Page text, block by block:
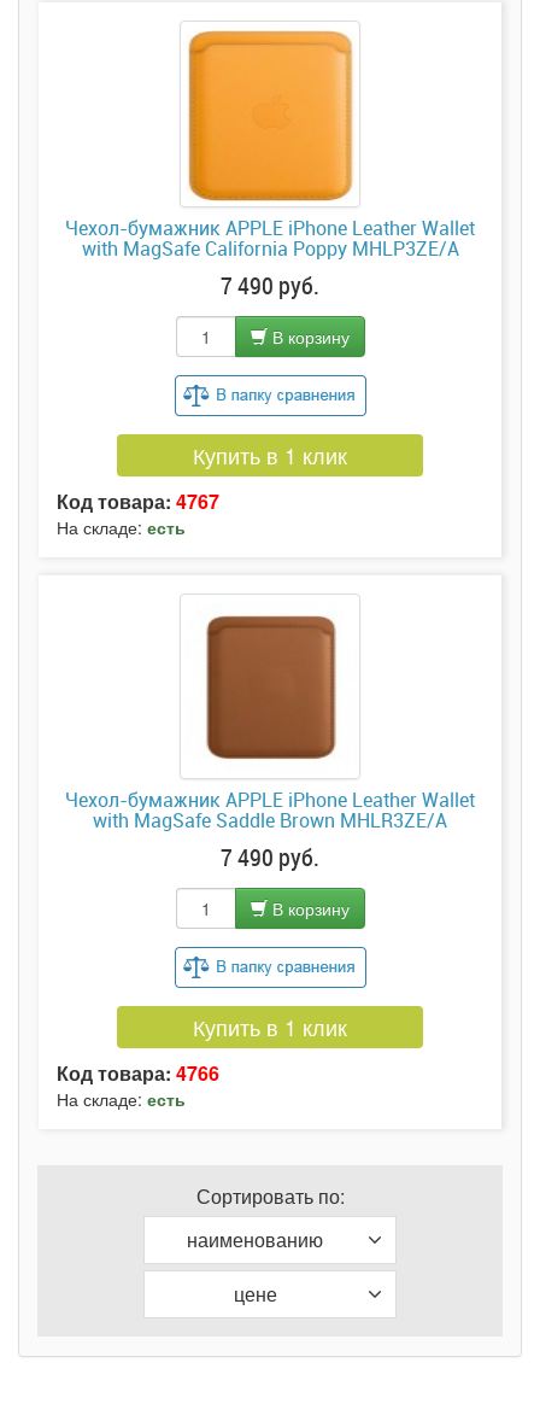
Чехол-бумажник APPLE iPhone Leather Wallet
with MagSafe California Poppy MHLP3ZE/A
7 490 руб.
В корзину
Купить в 1 клик
Код товара: 4767
На складе: есть
Чехол-бумажник APPLE iPhone Leather Wallet
with MagSafe Saddle Brown MHLR3ZE/A
7 490 руб.
В корзину
Купить в 1 клик
Код товара: 4766
На складе: есть
Сортировать по:
наименованию
цене